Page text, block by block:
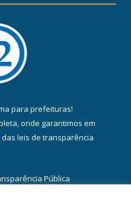
para prefeituras!
onde garantimos em
leis de transparência
Pública